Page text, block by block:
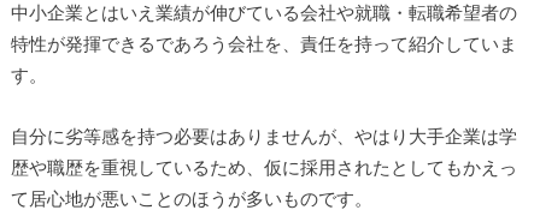
中小企業とはいえ業績が伸びている会社や就職・転職希望者の
特性が発揮できるであろう会社を、責任を持って紹介していま
す。
自分に劣等感を持つ必要はありませんが、やはり大手企業は学
歴や職歴を重視しているため、仮に採用されたとしてもかえっ
て居心地が悪いことのほうが多いものです。